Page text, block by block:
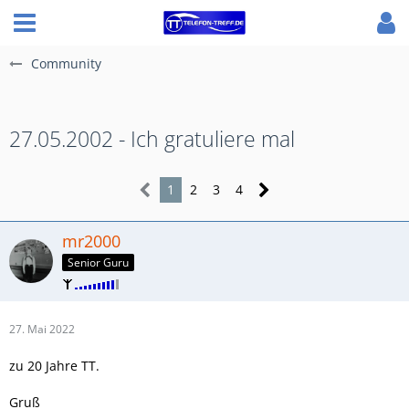
Community
27.05.2002 - Ich gratuliere mal
1 2 3 4
mr2000
Senior Guru
27. Mai 2022
zu 20 Jahre TT.
Gruß